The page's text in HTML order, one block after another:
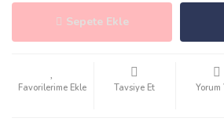
Sepete Ekle
Tavsiye Et Yorum